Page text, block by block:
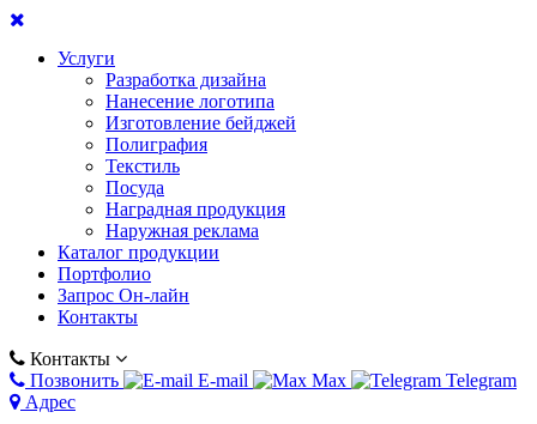
Услуги
Разработка дизайна
Нанесение логотипа
Изготовление бейджей
Полиграфия
Текстиль
Посуда
Наградная продукция
Наружная реклама
Каталог продукции
Портфолио
Запрос Он-лайн
Контакты
Контакты
Позвонить
E-mail Max
Telegram
Адрес